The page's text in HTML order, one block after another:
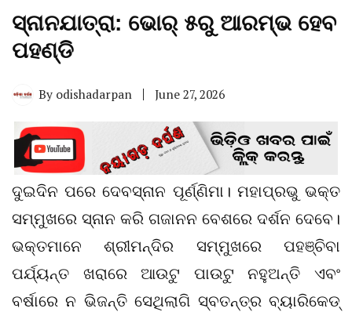
ସ୍ନାନଯାତ୍ରା: ଭୋର୍‌ ୫ରୁ ଆରମ୍ଭ ହେବ
ପହଣ୍ଡି
By odishadarpan June 27, 2026
ଦୁଇଦିନ ପରେ ଦେବସ୍ନାନ ପୂର୍ଣ୍ଣିମା। ମହାପ୍ରଭୁ ଭକ୍ତ
ସମ୍ମୁଖରେ ସ୍ନାନ କରି ଗଜାନନ ବେଶରେ ଦର୍ଶନ ଦେବେ।
ଭକ୍ତମାନେ ଶ୍ରୀମନ୍ଦିର ସମ୍ମୁଖରେ ପହଞ୍ଚିବା
ପର୍ଯ୍ୟନ୍ତ ଖରାରେ ଆଉଟୁ ପାଉଟୁ ନହୁଅନ୍ତି ଏବଂ
ବର୍ଷାରେ ନ ଭିଜନ୍ତି ସେଥିଲାଗି ସ୍ବତନ୍ତ୍ର ବ୍ୟାରିକେଡ୍‌